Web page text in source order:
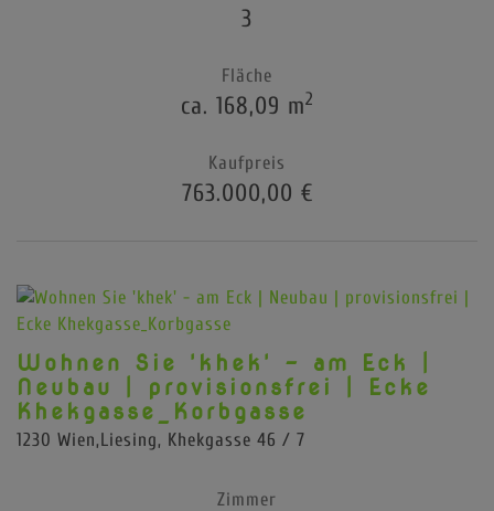
3
Fläche
ca. 168,09 m2
Kaufpreis
763.000,00 €
Wohnen Sie 'khek' - am Eck |
Neubau | provisionsfrei | Ecke
Khekgasse_Korbgasse
1230 Wien,Liesing, Khekgasse 46 / 7
Zimmer